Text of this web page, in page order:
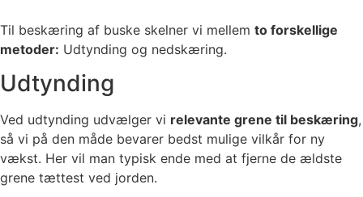
Til beskæring af buske skelner vi mellem to forskellige
metoder: Udtynding og nedskæring.
Udtynding
Ved udtynding udvælger vi relevante grene til beskæring,
så vi på den måde bevarer bedst mulige vilkår for ny
vækst. Her vil man typisk ende med at fjerne de ældste
grene tættest ved jorden.